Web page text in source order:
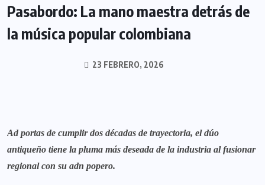
Pasabordo: La mano maestra detrás de
la música popular colombiana
23 FEBRERO, 2026
Ad portas de cumplir dos décadas de trayectoria, el dúo
antiqueño tiene la pluma más deseada de la industria al fusionar
regional con su adn popero.